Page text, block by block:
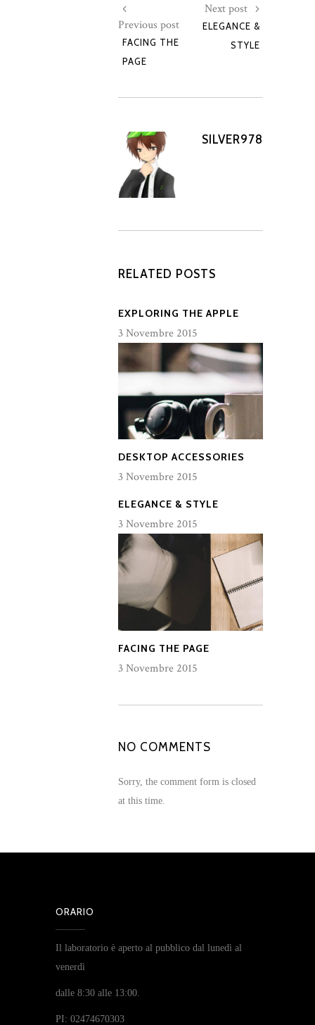
Previous post
FACING THE
PAGE
Next post
ELEGANCE &
STYLE
SILVER978
RELATED POSTS
EXPLORING THE APPLE
3 Novembre 2015
DESKTOP ACCESSORIES
3 Novembre 2015
ELEGANCE & STYLE
3 Novembre 2015
FACING THE PAGE
3 Novembre 2015
NO COMMENTS
Sorry, the comment form is closed
at this time.
ORARIO
Il laboratorio è aperto al pubblico dal lunedì al
venerdì
dalle 8:30 alle 13:00.
PI: 02474670303